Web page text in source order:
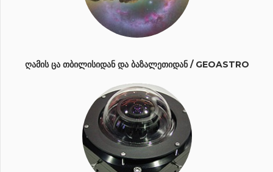
ᲦᲐᲛᲘᲡ ᲪᲐ ᲗᲑᲘᲚᲘᲡᲘᲓᲐᲜ ᲓᲐ ᲑᲐᲖᲐᲚᲔᲗᲘᲓᲐᲜ / GEOASTRO